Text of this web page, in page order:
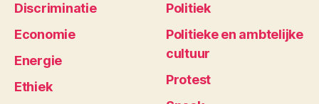
Discriminatie
Economie
Energie
Ethiek
Politiek
Politieke en ambtelijke
cultuur
Protest